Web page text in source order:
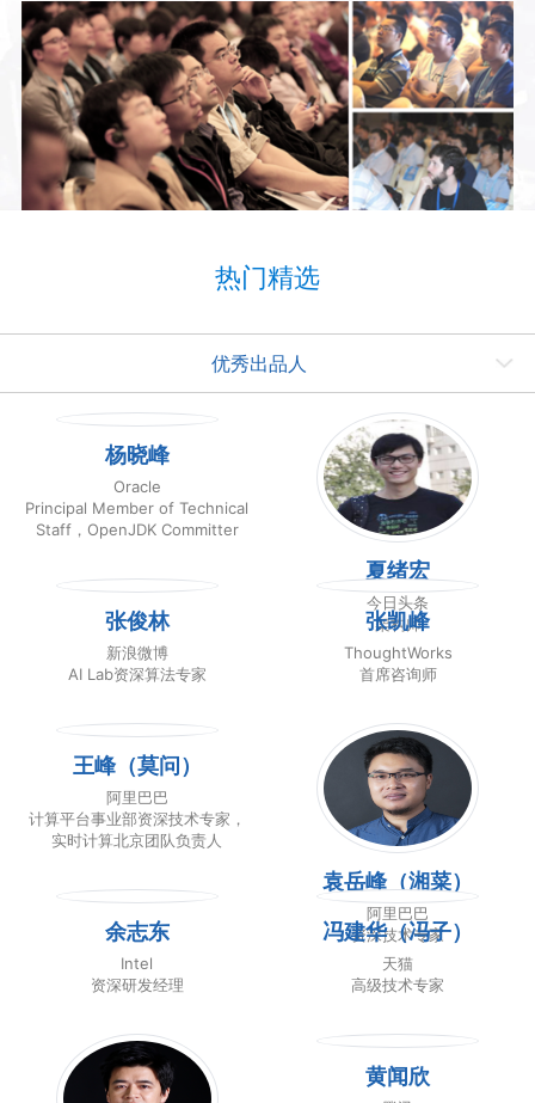
热门精选
优秀出品人
杨晓峰
Oracle
Principal Member of Technical
Staff，OpenJDK Committer
夏绪宏
今日头条
架构师
张俊林
新浪微博
AI Lab资深算法专家
张凯峰
ThoughtWorks
首席咨询师
王峰（莫问）
阿里巴巴
计算平台事业部资深技术专家，
实时计算北京团队负责人
袁岳峰（湘菜）
阿里巴巴
资深技术专家
余志东
Intel
资深研发经理
冯建华（冯子）
天猫
高级技术专家
黄闻欣